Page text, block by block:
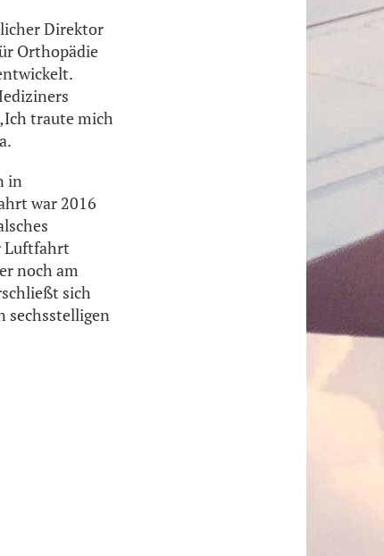
Direktor
Orthopädie
traute mich
in
war 2016
Luftfahrt
noch am
sich
sechsstelligen